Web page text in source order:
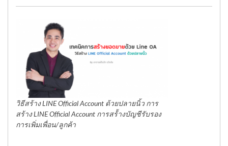
วิธีสร้าง LINE Official Account ด้วยปลายนิ้ว การ
สร้าง LINE Official Account การสร้้างบัญชีรับรอง
การเพิ่มเพื่อน/ลูกค้า